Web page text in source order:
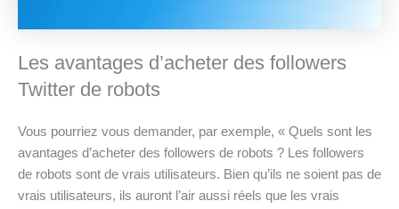
Les avantages d’acheter des followers
Twitter de robots
Vous pourriez vous demander, par exemple, « Quels sont les
avantages d’acheter des followers de robots ? Les followers
de robots sont de vrais utilisateurs. Bien qu’ils ne soient pas de
vrais utilisateurs, ils auront l’air aussi réels que les vrais